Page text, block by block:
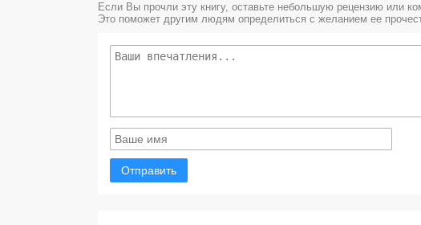
Если Вы прочли эту книгу, оставьте небольшую рецензию или
Это поможет другим людям определиться с желанием ее
Отправить